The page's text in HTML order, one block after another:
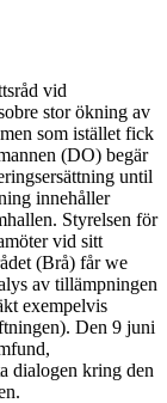
vid
stor ökning av
som istället fick
(DO) begär
until
innehåller
Styrelsen för
vid sitt
(Brå) får we
av tillämpningen
exempelvis
Den 9 juni
dialogen kring den